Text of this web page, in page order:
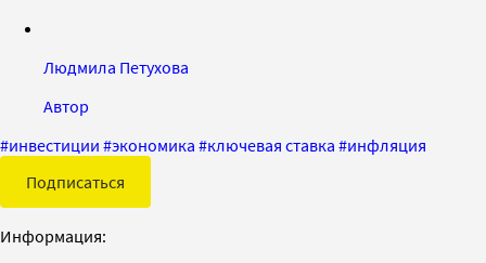
Людмила Петухова
Автор
#инвестиции #экономика #ключевая ставка #инфляция
Подписаться
Информация: